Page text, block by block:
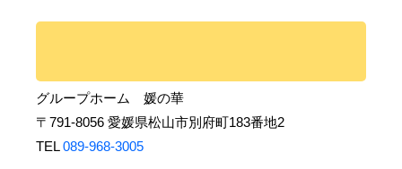
グループホーム 媛の華
〒791-8056 愛媛県松山市別府町183番地2
TEL089-968-3005